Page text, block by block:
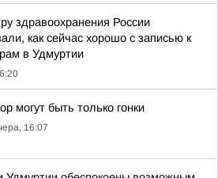
здравоохранения России
как сейчас хорошо с записью к
в Удмуртии
могут быть только гонки
16:07